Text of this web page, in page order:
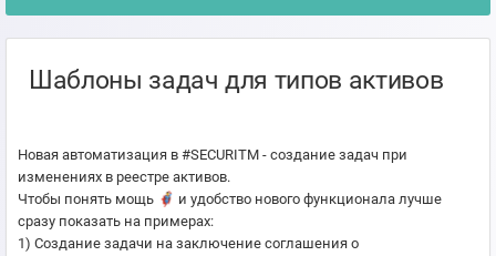
Шаблоны задач для типов активов
Новая автоматизация в #SECURITM - создание задач при
изменениях в реестре активов.
Чтобы понять мощь 🦸‍♂️ и удобство нового функционала лучше
сразу показать на примерах:
1) Создание задачи на заключение соглашения о